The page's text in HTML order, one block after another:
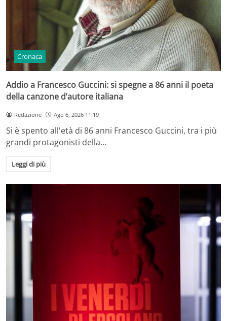
Cronaca
Addio a Francesco Guccini: si spegne a 86 anni il poeta
della canzone d’autore italiana
Redazione Ago 6, 2026 11:19
Si è spento all'età di 86 anni Francesco Guccini, tra i più
grandi protagonisti della…
Leggi di più